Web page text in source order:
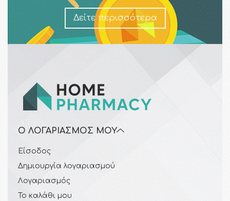
Δείτε περισσότερα
Ο ΛΟΓΑΡΙΑΣΜΌΣ ΜΟΥ
Είσοδος
Δημιουργία λογαριασμού
Λογαριασμός
Το καλάθι μου